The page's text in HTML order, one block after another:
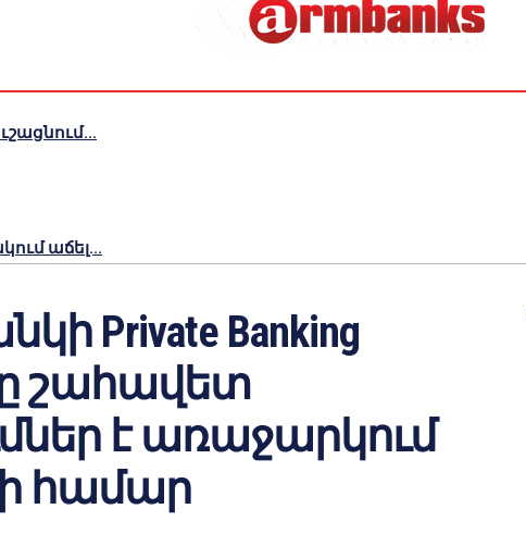
աճել...
Private Banking
շահավետ
է առաջարկում
համար